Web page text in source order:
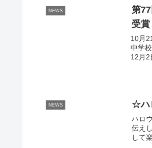
NEWS
第
受賞
10月
中学
12月2
NEWS ☆ハ
ハロ
伝え
して